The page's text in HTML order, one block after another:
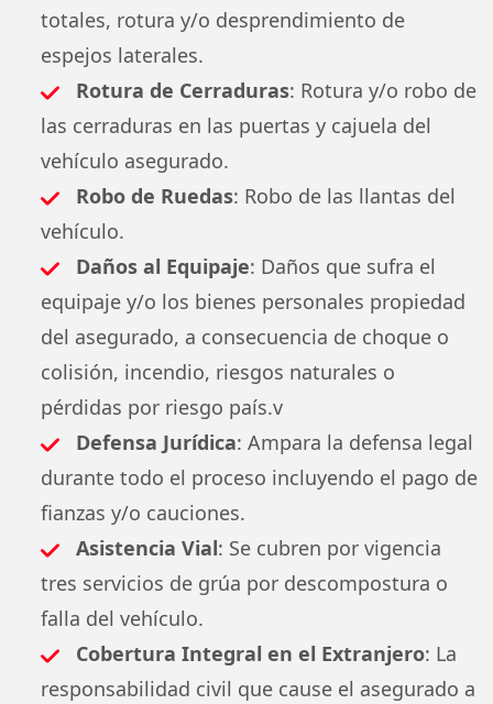
totales, rotura y/o desprendimiento de
espejos laterales.
Rotura de Cerraduras: Rotura y/o robo de
las cerraduras en las puertas y cajuela del
vehículo asegurado.
Robo de Ruedas: Robo de las llantas del
vehículo.
Daños al Equipaje: Daños que sufra el
equipaje y/o los bienes personales propiedad
del asegurado, a consecuencia de choque o
colisión, incendio, riesgos naturales o
pérdidas por riesgo país.v
Defensa Jurídica: Ampara la defensa legal
durante todo el proceso incluyendo el pago de
fianzas y/o cauciones.
Asistencia Vial: Se cubren por vigencia
tres servicios de grúa por descompostura o
falla del vehículo.
Cobertura Integral en el Extranjero: La
responsabilidad civil que cause el asegurado a